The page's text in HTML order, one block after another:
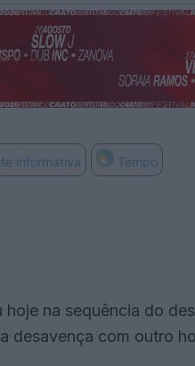
informativa Tempo
hoje na sequência do
desavença com outro